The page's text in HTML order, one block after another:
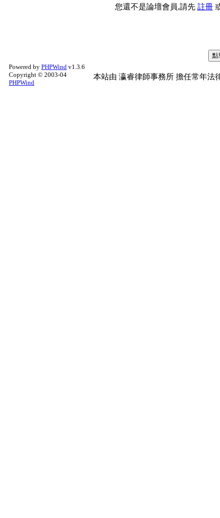
您還不是論壇會員,請先 註冊
Powered by PHPWind v1.3.6
Copyright © 2003-04
PHPWind
本站由 瀛睿律師事務所 擔任常年法